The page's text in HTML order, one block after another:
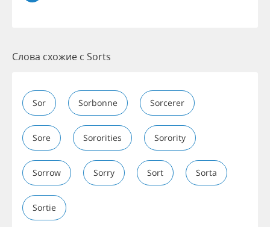
Слова схожие с Sorts
Sor Sorbonne Sorcerer
Sore Sororities Sorority
Sorrow Sorry Sort Sorta
Sortie